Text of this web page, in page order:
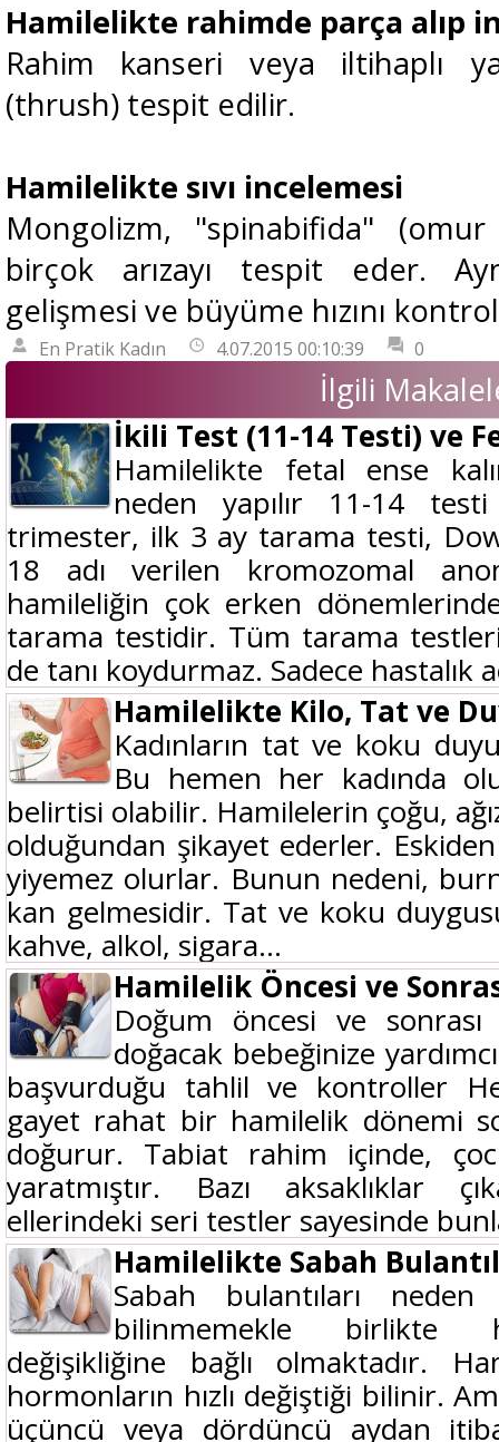
Hamilelikte rahimde parça alıp
Rahim kanseri veya iltihaplı
(thrush) tespit edilir.
Hamilelikte sıvı incelemesi
Mongolizm, "spinabifida"
birçok arızayı tespit eder.
gelişmesi ve büyüme hızını
En Pratik Kadın 4.07.2015 00:10:39 0
İlgili
İkili Test (11-14 Testi) ve
Hamilelikte fetal ense
neden yapılır 11-14
trimester, ilk 3 ay tarama testi,
18 adı verilen kromozomal
hamileliğin çok erken
tarama testidir. Tüm tarama
de tanı koydurmaz. Sadece hastalık
Hamilelikte Kilo, Tat ve
Kadınların tat ve koku
Bu hemen her kadında
belirtisi olabilir. Hamilelerin çoğu,
olduğundan şikayet ederler.
yiyemez olurlar. Bunun nedeni,
kan gelmesidir. Tat ve koku
kahve, alkol, sigara...
Hamilelik Öncesi ve
Doğum öncesi ve
doğacak bebeğinize
başvurduğu tahlil ve kontroller
gayet rahat bir hamilelik dönemi
doğurur. Tabiat rahim içinde,
yaratmıştır. Bazı aksaklıklar
ellerindeki seri testler sayesinde
Hamilelikte Sabah
Sabah bulantıları
bilinmemekle birlikte
değişikliğine bağlı olmaktadır.
hormonların hızlı değiştiği bilinir.
üçüncü veya dördüncü aydan